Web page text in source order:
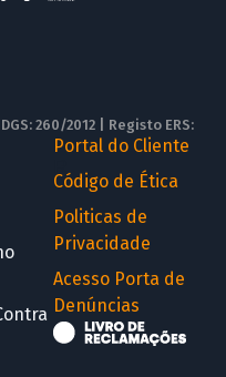
260/2012 | Registo ERS:
Portal do Cliente
Código de Ética
Politicas de
Privacidade
Acesso Porta de
Denúncias